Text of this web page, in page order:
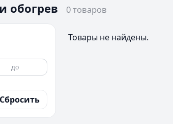
обогрев 0 товаров
Сбросить
Товары не найдены.